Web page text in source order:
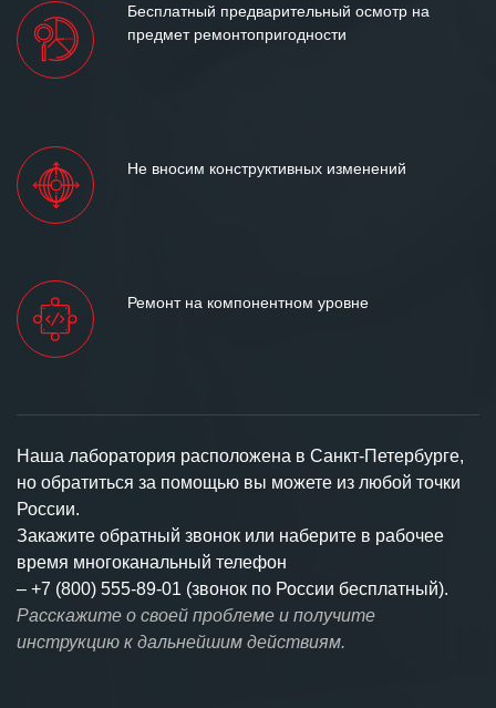
Бесплатный предварительный осмотр на
предмет ремонтопригодности
Не вносим конструктивных изменений
Ремонт на компонентном уровне
Наша лаборатория расположена в Санкт-Петербурге,
но обратиться за помощью вы можете из любой точки
России.
Закажите обратный звонок или наберите в рабочее
время многоканальный телефон
– +7 (800) 555-89-01 (звонок по России бесплатный).
Расскажите о своей проблеме и получите
инструкцию к дальнейшим действиям.